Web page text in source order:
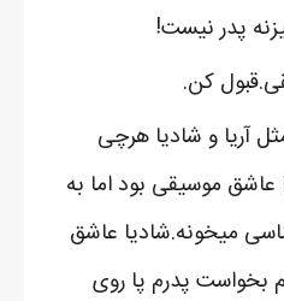
پدر نیست!
کن.
آریا و شادیا هرچی
عاشق موسیقی بود اما به
میخونه.شادیا عاشق
بخواست پدرم پا روی